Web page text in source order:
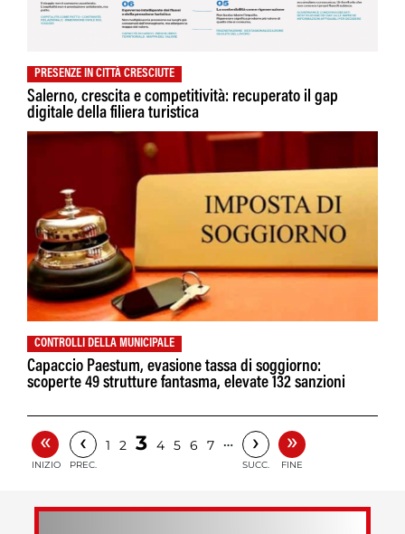
PRESENZE IN CITTÀ CRESCIUTE
Salerno, crescita e competitività: recuperato il gap
digitale della filiera turistica
CONTROLLI DELLA MUNICIPALE
Capaccio Paestum, evasione tassa di soggiorno:
scoperte 49 strutture fantasma, elevate 132 sanzioni
«
INIZIO
‹
PREC.
1 2 3 4 5 6 7 … ›
SUCC.
»
FINE